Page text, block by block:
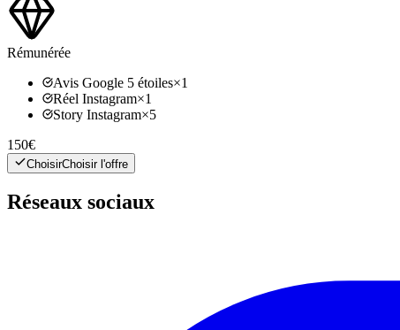
Rémunérée
Avis Google 5 étoiles×1
Réel Instagram×1
Story Instagram×5
150€
ChoisirChoisir l'offre
Réseaux sociaux